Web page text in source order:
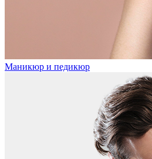
Маникюр и педикюр